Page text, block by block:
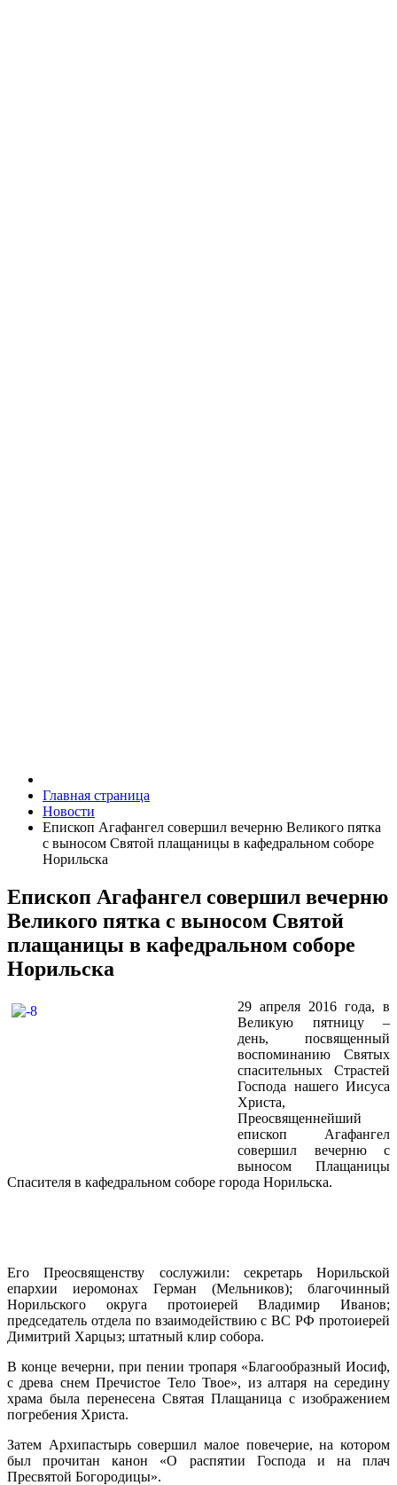
Главная страница
Новости
Епископ Агафангел совершил вечерню Великого пятка
с выносом Святой плащаницы в кафедральном соборе
Норильска
Епископ Агафангел совершил вечерню
Великого пятка с выносом Святой
плащаницы в кафедральном соборе
Норильска
29 апреля 2016 года, в
Великую пятницу –
день, посвященный
воспоминанию Святых
спасительных Страстей
Господа нашего Иисуса
Христа,
Преосвященнейший
епископ Агафангел
совершил вечерню с
выносом Плащаницы
Спасителя в кафедральном соборе города Норильска.
Его Преосвященству сослужили: секретарь Норильской
епархии иеромонах Герман (Мельников); благочинный
Норильского округа протоиерей Владимир Иванов;
председатель отдела по взаимодействию с ВС РФ протоиерей
Димитрий Харцыз; штатный клир собора.
В конце вечерни, при пении тропаря «Благообразный Иосиф,
с древа снем Пречистое Тело Твое», из алтаря на середину
храма была перенесена Святая Плащаница с изображением
погребения Христа.
Затем Архипастырь совершил малое повечерие, на котором
был прочитан канон «О распятии Господа и на плач
Пресвятой Богородицы».